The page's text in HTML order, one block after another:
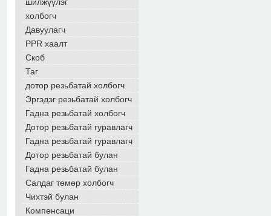
холбогч
Давуулагч
PPR хаалт
Скоб
Таг
дотор резьбатай холбогч
Эргэдэг резьбатай холбогч
Гадна резьбатай холбогч
Дотор резьбатай гуравлагч
Гадна резьбатай гуравлагч
Дотор резьбатай булан
Гадна резьбатай булан
Салдаг төмөр холбогч
Чихтэй булан
Компенсаци